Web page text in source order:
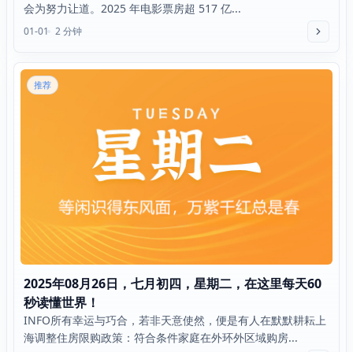
会为努力让道。2025 年电影票房超 517 亿...
01-01 2 分钟
推荐
2025年08月26日，七月初四，星期二，在这里每天60
秒读懂世界！
INFO所有幸运与巧合，若非天意使然，便是有人在默默耕耘上
海调整住房限购政策：符合条件家庭在外环外区域购房...